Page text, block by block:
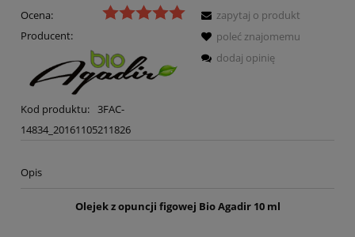
Ocena:
Producent:
Kod produktu: 3FAC-
14834_20161105211826
zapytaj o produkt
poleć znajomemu
dodaj opinię
Opis
Olejek z opuncji figowej Bio Agadir 10 ml